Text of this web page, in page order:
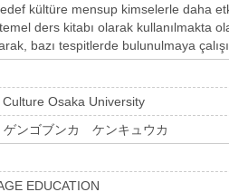
kültüre mensup kimselerle daha
ders kitabı olarak kullanılmakta
bazı tespitlerde bulunulmaya
Osaka University
ンゴブンカ ケンキュウカ
EDUCATION